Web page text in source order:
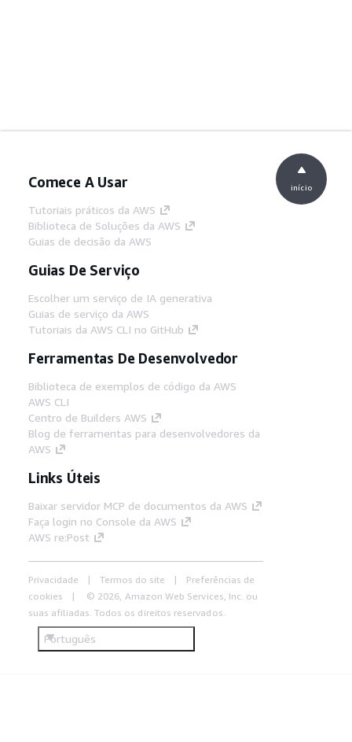
Comece A Usar
Tutoriais práticos da AWS
Biblioteca de Soluções da AWS
Guias de decisão da AWS
Guias De Serviço
Escolher um serviço de IA generativa
Guias de serviço da AWS
Tutoriais da AWS CLI no GitHub
Ferramentas De Desenvolvedor
Biblioteca de exemplos de código da AWS
AWS CLI
Centro de Builders AWS
Blog de ferramentas para desenvolvedores da
AWS
Links Úteis
Baixar servidor MCP de documentos da AWS
Faça login no Console da AWS
AWS re:Post
Privacidade Termos do site
Preferências de
cookies
© 2026, Amazon Web Services, Inc. ou
suas afiliadas. Todos os direitos reservados.
Português
início